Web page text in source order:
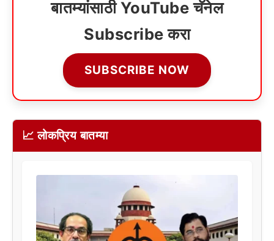
बातम्यांसाठी YouTube चॅनेल
Subscribe करा
SUBSCRIBE NOW
📈 लोकप्रिय बातम्या